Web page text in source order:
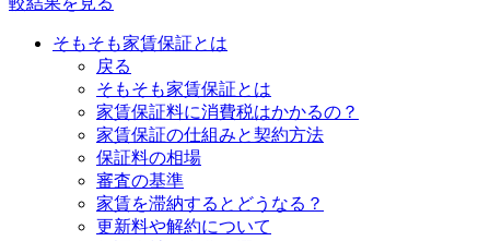
そもそも家賃保証とは
戻る
そもそも家賃保証とは
家賃保証料に消費税はかかるの？
家賃保証の仕組みと契約方法
保証料の相場
審査の基準
家賃を滞納するとどうなる？
更新料や解約について